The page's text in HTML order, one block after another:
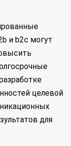
и b2c могут
целевой
для